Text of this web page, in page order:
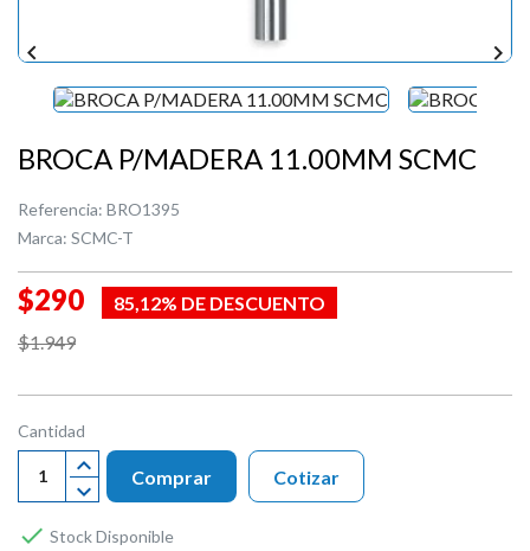
 
BROCA P/MADERA 11.00MM SCMC
Referencia: BRO1395
Marca: SCMC-T
$290
85,12% DE DESCUENTO
$1.949
Cantidad
Comprar
 Stock Disponible
Cotizar